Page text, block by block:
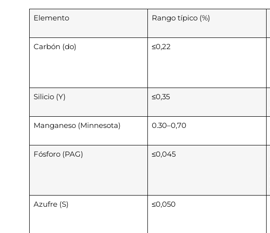
Elemento Rango típico (%)
Carbón (do)
≤0,22
Silicio (Y)
≤0,35
Manganeso (Minnesota)
0.30–0,70
Fósforo (PAG)
≤0,045
Azufre (S)
≤0,050